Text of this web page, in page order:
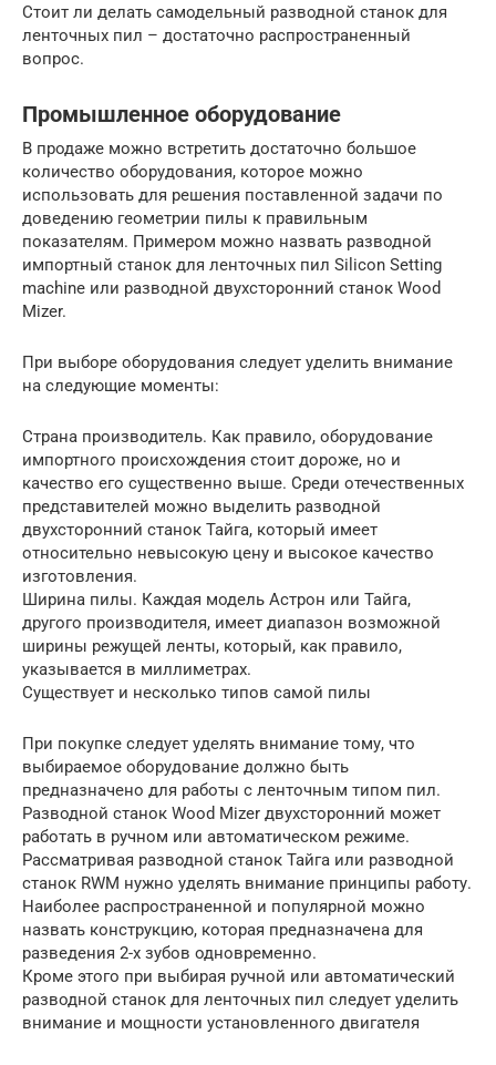
Стоит ли делать самодельный разводной станок для
ленточных пил – достаточно распространенный
вопрос.
Промышленное оборудование
В продаже можно встретить достаточно большое
количество оборудования, которое можно
использовать для решения поставленной задачи по
доведению геометрии пилы к правильным
показателям. Примером можно назвать разводной
импортный станок для ленточных пил Silicon Setting
machine или разводной двухсторонний станок Wood
Mizer.
При выборе оборудования следует уделить внимание
на следующие моменты:
Страна производитель. Как правило, оборудование
импортного происхождения стоит дороже, но и
качество его существенно выше. Среди отечественных
представителей можно выделить разводной
двухсторонний станок Тайга, который имеет
относительно невысокую цену и высокое качество
изготовления.
Ширина пилы. Каждая модель Астрон или Тайга,
другого производителя, имеет диапазон возможной
ширины режущей ленты, который, как правило,
указывается в миллиметрах.
Существует и несколько типов самой пилы
При покупке следует уделять внимание тому, что
выбираемое оборудование должно быть
предназначено для работы с ленточным типом пил.
Разводной станок Wood Mizer двухсторонний может
работать в ручном или автоматическом режиме.
Рассматривая разводной станок Тайга или разводной
станок RWM нужно уделять внимание принципы работу.
Наиболее распространенной и популярной можно
назвать конструкцию, которая предназначена для
разведения 2-х зубов одновременно.
Кроме этого при выбирая ручной или автоматический
разводной станок для ленточных пил следует уделить
внимание и мощности установленного двигателя